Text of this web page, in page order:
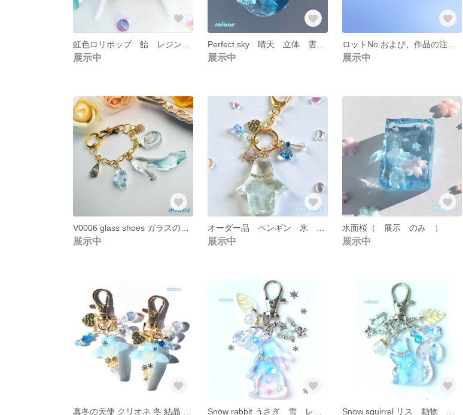
展示中
Perfect sky 晴天 立体 雲 レジン 雫 ネックレス
展示中 展示中
展示中 展示中
水面桜（ 展示 のみ ）
展示中